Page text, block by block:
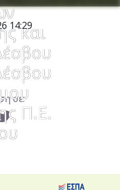
και
Π.Ε.
14:29
σε: